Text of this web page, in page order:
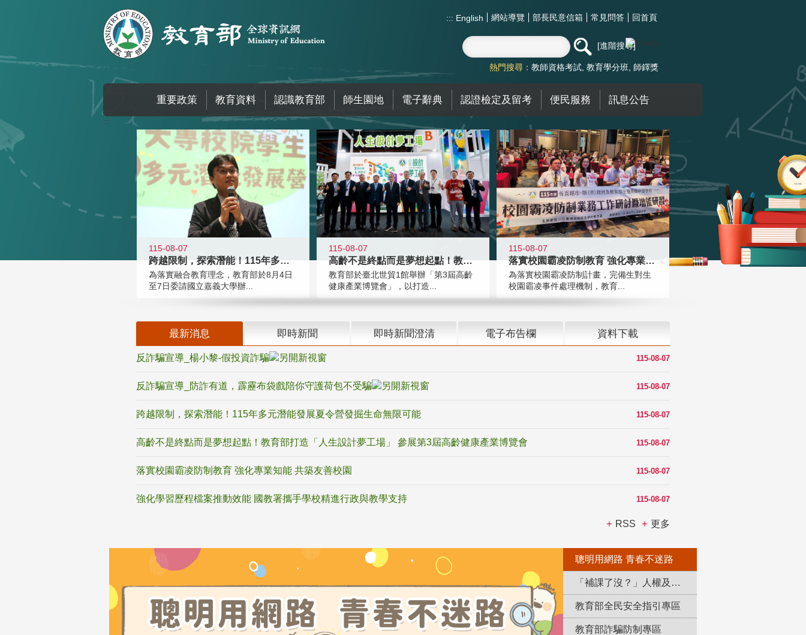
::: English 網站導覽 部長民意信箱 常見問答 回首頁
進階搜尋
熱門搜尋： 教師資格考試 教育學分班 師鐸獎
重要政策 教育資料 認識教育部 師生園地 電子辭典 認證檢定及留考 便民服務 訊息公告
:::
115-08-07
跨越限制，探索潛能！115年多元潛
為落實融合教育理念，教育部於8月4日
至7日委請國立嘉義大學辦...
115-08-07
高齡不是終點而是夢想起點！教育部打
教育部於臺北世貿1館舉辦「第3屆高齡
健康產業博覽會」，以打造...
115-08-07
落實校園霸凌防制教育 強化專業知能
為落實校園霸凌防制計畫，完備生對生
校園霸凌事件處理機制，教育...
最新消息 即時新聞 即時新聞澄清 電子布告欄 資料下載
115-08-07
反詐騙宣導_楊小黎-假投資詐騙
115-08-07
反詐騙宣導_防詐有道，霹靂布袋戲陪你守護荷包不受騙
115-08-07
跨越限制，探索潛能！115年多元潛能發展夏令營發掘生命無限可能
115-08-07
高齡不是終點而是夢想起點！教育部打造「人生設計夢工場」 參展第3屆高齡健康產業博覽會
115-08-07
落實校園霸凌防制教育 強化專業知能 共築友善校園
115-08-07
強化學習歷程檔案推動效能 國教署攜手學校精進行政與教學支持
RSS 更多
聰明用網路 青春不迷路
「補課了沒？」人權及轉型正義教育專區
教育部全民安全指引專區
教育部詐騙防制專區